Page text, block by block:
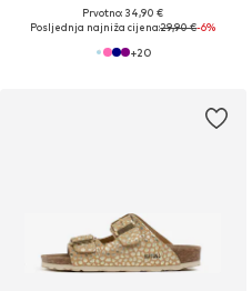
Prvotno: 34,90 €
Posljednja najniža cijena:29,90 €-6%
+20